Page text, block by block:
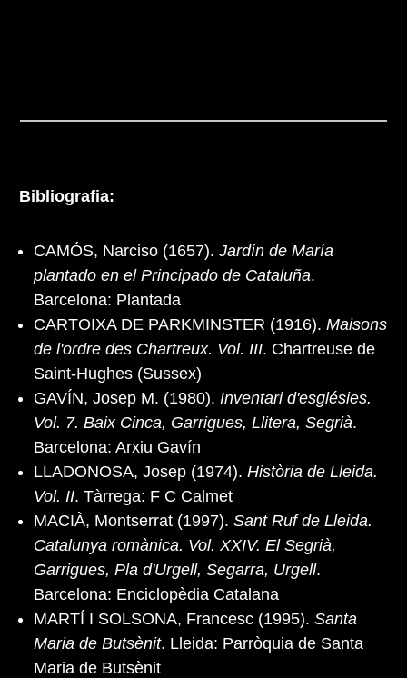
Bibliografia:
CAMÓS, Narciso (1657). Jardín de María
plantado en el Principado de Cataluña.
Barcelona: Plantada
CARTOIXA DE PARKMINSTER (1916). Maisons
de l'ordre des Chartreux. Vol. III. Chartreuse de
Saint-Hughes (Sussex)
GAVÍN, Josep M. (1980). Inventari d'esglésies.
Vol. 7. Baix Cinca, Garrigues, Llitera, Segrià.
Barcelona: Arxiu Gavín
LLADONOSA, Josep (1974). Història de Lleida.
Vol. II. Tàrrega: F C Calmet
MACIÀ, Montserrat (1997). Sant Ruf de Lleida.
Catalunya romànica. Vol. XXIV. El Segrià,
Garrigues, Pla d'Urgell, Segarra, Urgell.
Barcelona: Enciclopèdia Catalana
MARTÍ I SOLSONA, Francesc (1995). Santa
Maria de Butsènit. Lleida: Parròquia de Santa
Maria de Butsènit